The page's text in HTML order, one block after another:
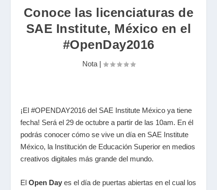
Conoce las licenciaturas de
SAE Institute, México en el
#OpenDay2016
Nota|
¡El #OPENDAY2016 del SAE Institute México ya tiene
fecha! Será el 29 de octubre a partir de las 10am. En él
podrás conocer cómo se vive un día en SAE Institute
México, la Institución de Educación Superior en medios
creativos digitales más grande del mundo.
ElOpen Day es el día de puertas abiertas en el cual los